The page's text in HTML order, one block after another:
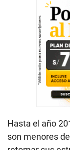
Hasta el año
son menores